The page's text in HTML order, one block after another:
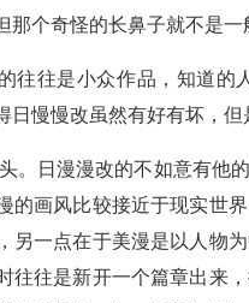
那个奇怪的长鼻子就不是
往往是小众作品，知道
日慢慢改虽然有好有坏，但
。日漫漫改的不如意有他
的画风比较接近于现实世
另一点在于美漫是以人物
往往是新开一个篇章出来